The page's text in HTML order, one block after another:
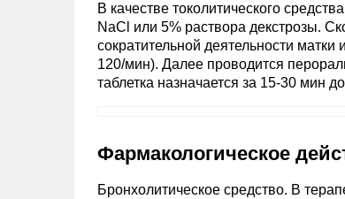
В качестве токолитического
NaCl или 5% раствора декстрозы.
сократительной деятельности
120/мин). Далее проводится
таблетка назначается за 15-30 мин
Фармакологическое
Бронхолитическое средство. В